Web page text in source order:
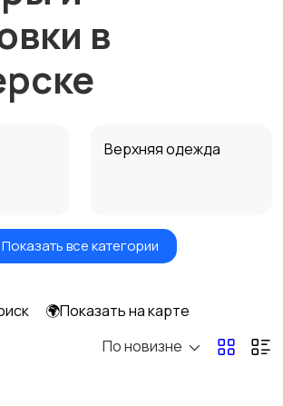
в
Верхняя одежда
Домашняя одежда
Нижнее белье
Показать все категории
🌍Показать на карте
По новизне